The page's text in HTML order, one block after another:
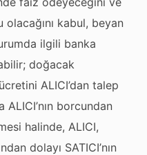
olacağını kabul, beyan
ilgili banka
doğacak
ALICI’dan talep
borcundan
halinde, ALICI,
dolayı SATICI’nın